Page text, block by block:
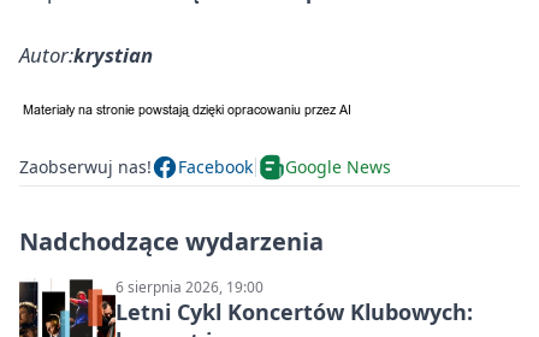
Autor:krystian
Zaobserwuj nas! Facebook Google News
Nadchodzące wydarzenia
6 sierpnia 2026, 19:00
Letni Cykl Koncertów Klubowych: